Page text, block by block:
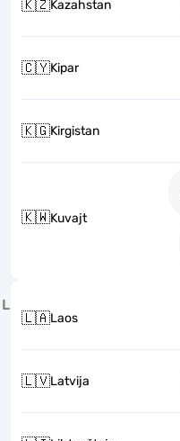
🇰🇿Kazahstan
🇨🇾Kipar
🇰🇬Kirgistan
🇰🇼Kuvajt
L
🇱🇦Laos
🇱🇻Latvija